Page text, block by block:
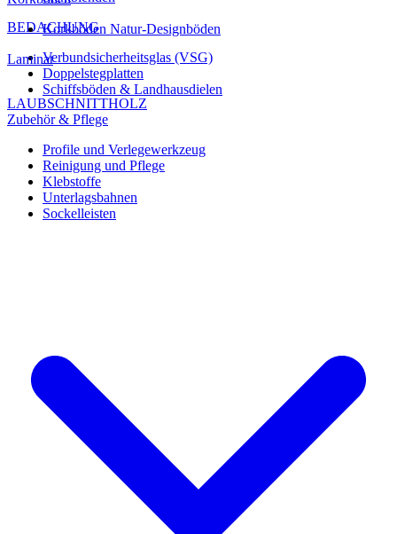
BEDACHUNG
Verbundsicherheitsglas (VSG)
Doppelstegplatten
LAUBSCHNITTHOLZ
Korkböden Natur-Designböden
Laminat
Schiffsböden & Landhausdielen
Zubehör & Pflege
Profile und Verlegewerkzeug
Reinigung und Pflege
Klebstoffe
Unterlagsbahnen
Sockelleisten